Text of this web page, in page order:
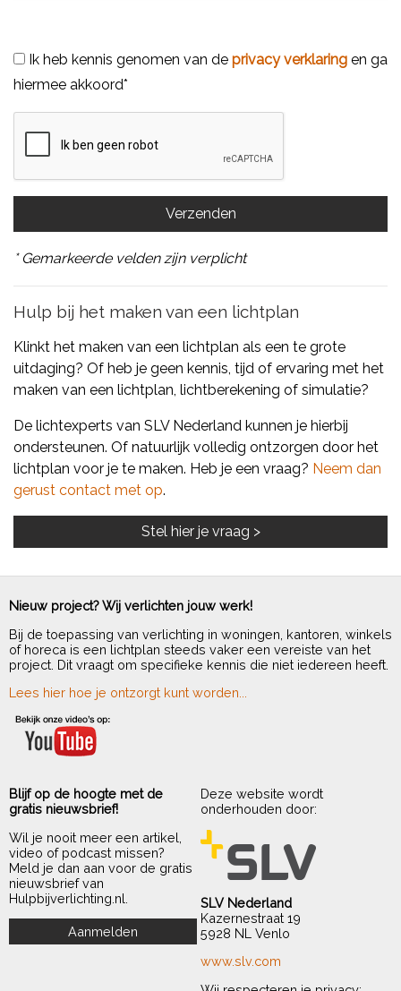
Ik heb kennis genomen van de privacy verklaring en ga
hiermee akkoord*
* Gemarkeerde velden zijn verplicht
Hulp bij het maken van een lichtplan
Klinkt het maken van een lichtplan als een te grote
uitdaging? Of heb je geen kennis, tijd of ervaring met het
maken van een lichtplan, lichtberekening of simulatie?
De lichtexperts van SLV Nederland kunnen je hierbij
ondersteunen. Of natuurlijk volledig ontzorgen door het
lichtplan voor je te maken. Heb je een vraag? Neem dan
gerust contact met op.
Nieuw project? Wij verlichten jouw werk!
Bij de toepassing van verlichting in woningen, kantoren, winkels
of horeca is een lichtplan steeds vaker een vereiste van het
project. Dit vraagt om specifieke kennis die niet iedereen heeft.
Lees hier hoe je ontzorgt kunt worden...
Blijf op de hoogte met de
gratis nieuwsbrief!
Wil je nooit meer een artikel,
video of podcast missen?
Meld je dan aan voor de gratis
nieuwsbrief van
Hulpbijverlichting.nl.
Deze website wordt
onderhouden door:
SLV Nederland
Kazernestraat 19
5928 NL Venlo
www.slv.com